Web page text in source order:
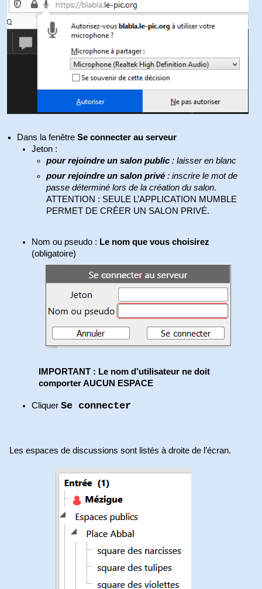
Dans la fenêtreSe connecter au serveur
Jeton :
pour rejoindre un salon public : laisser en blanc
pour rejoindre un salon privé : inscrire le mot de
passe déterminé lors de la création du salon.
ATTENTION : SEULE L’APPLICATION MUMBLE
PERMET DE CRÉER UN SALON PRIVÉ.
Nom ou pseudo : Le nom que vous choisirez
(obligatoire)
IMPORTANT : Le nom d’utilisateur ne doit
comporter AUCUN ESPACE
CliquerSe connecter
Les espaces de discussions sont listés à droite de l’écran.